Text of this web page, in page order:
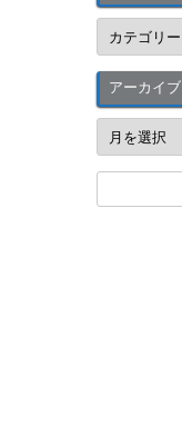
ブ
ロ
グ
カ
テ
ゴ
リ
アーカイブ
ア
ー
カ
イ
索